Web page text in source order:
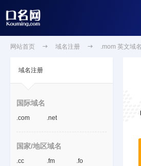
网站首页  域名注册  .mom 英文域名
域名注册
国际域名
.com .net
国家/地区域名
.cc .fm .fo